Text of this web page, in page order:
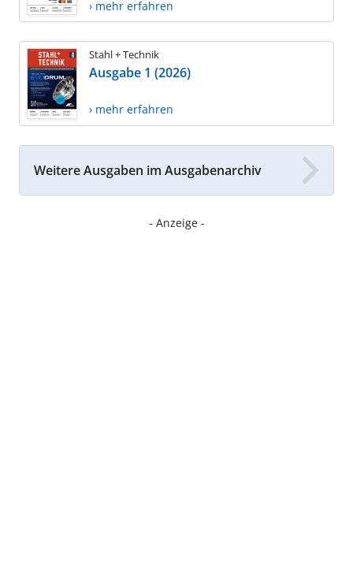
› mehr erfahren
Stahl + Technik
Ausgabe 1 (2026)
› mehr erfahren
Weitere Ausgaben im Ausgabenarchiv
- Anzeige -